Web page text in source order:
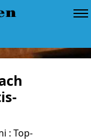
: Top-